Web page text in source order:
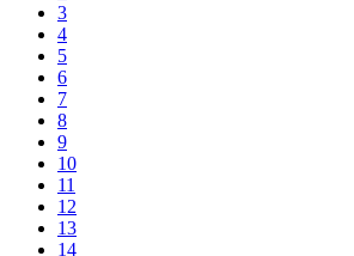
3
4
5
6
7
8
9
10
11
12
13
14